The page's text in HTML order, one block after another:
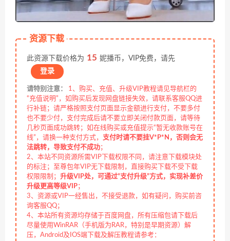
资源下载
此资源下载价格为 15 妮播币，VIP免费，请先
登录
请特别注意：
1、购买、充值、升级VIP教程请见导航栏的
“充值说明”，如购买后发现网盘链接失效，请联系客服QQ进
行补链；请严格按照支付页面显示金额进行支付，不要多付
也不要少付，支付完成后请不要立即关闭付款页面，请等待
几秒页面成功跳转；如在线购买或充值提示“暂无收款账号在
线”，请换一种支付方式， 支付时请不要挂V*P*N，否则会无
法跳转，导致支付不成功；
2、本站不同资源所需VIP下载权限不同，请注意下载模块处
的标注；至尊包年VIP无下载限制，直接购买下载不受下载
权限限制； 升级VIP处，可通过“支付升级”方式，实现补差价
升级更高等级VIP；
3、资源或VIP一经售出，不接受退款，如有疑问，购买前咨
询客服QQ；
4、本站所有资源均存储于百度网盘，所有压缩包请下载后
尽量使用WinRAR（手机版为RAR，特别是早期资源）解
压，Android及IOS端下载及解压教程请参考：